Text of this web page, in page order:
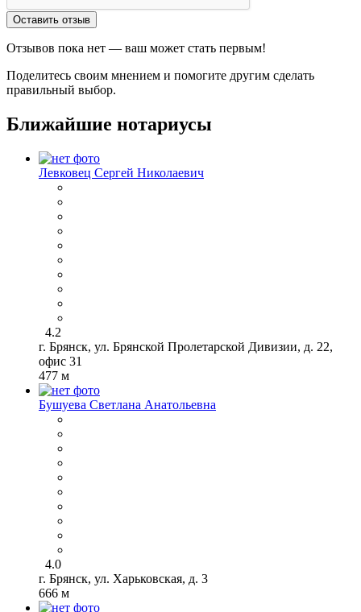
Оставить отзыв
Отзывов пока нет — ваш может стать первым!
Поделитесь своим мнением и помогите другим сделать
правильный выбор.
Ближайшие нотариусы
Левковец Сергей Николаевич
4.2
г. Брянск, ул. Брянской Пролетарской Дивизии, д. 22,
офис 31
477 м
Бушуева Светлана Анатольевна
4.0
г. Брянск, ул. Харьковская, д. 3
666 м